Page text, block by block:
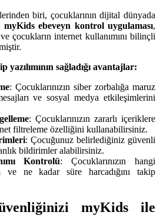
biri, çocuklarının dijital dünyada
myKids ebeveyn kontrol uygulaması,
çocukların internet kullanımını bilinçli
sağladığı avantajlar:
: Çocuklarınızın siber zorbalığa maruz
ve sosyal medya etkileşimlerini
: Çocuklarınızın zararlı içeriklere
filtreleme özelliğini kullanabilirsiniz.
: Çocuğunuz belirlediğiniz güvenli
anlık bildirimler alabilirsiniz.
Kontrolü: Çocuklarınızın hangi
ve ne kadar süre harcadığını takip
myKids ile